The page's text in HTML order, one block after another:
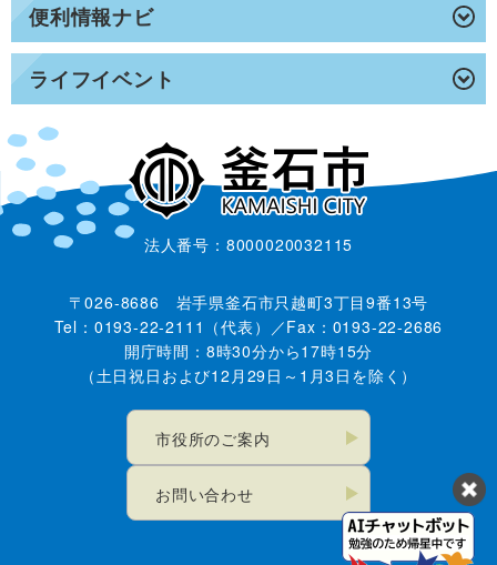
便利情報ナビ
ライフイベント
法人番号：8000020032115
〒026-8686 岩手県釜石市只越町3丁目9番13号
Tel：0193-22-2111（代表）／Fax：0193-22-2686
開庁時間：8時30分から17時15分
（土日祝日および12月29日～1月3日を除く）
市役所のご案内
お問い合わせ